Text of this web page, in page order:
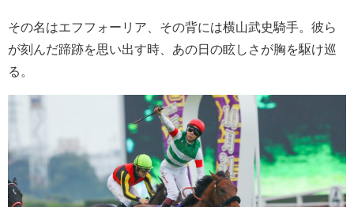
その名はエフフォーリア、その背には横山武史騎手。彼ら
が刻んだ蹄跡を思い出す時、あの日の眩しさが胸を駆け巡
る。